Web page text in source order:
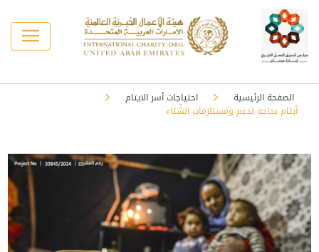
الصفحة الرئيسية
احتياجات أسر الايتام
أيتام بحاجة لدعم ومستلزمات الشّتاء